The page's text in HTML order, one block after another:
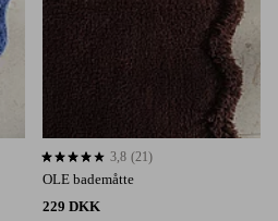
OLE bademåtte
229 DKK
3,8 baseret på 21 bedømmelser
3,8 (21)